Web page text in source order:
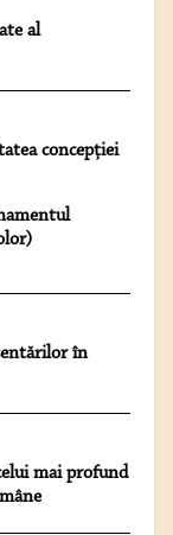
al
concepţiei
în
mai profund